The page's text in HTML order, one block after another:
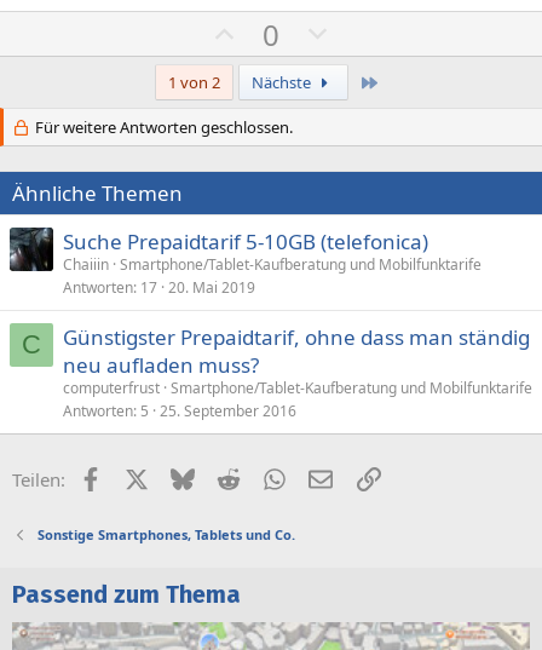
o
s
i
t
i
v
e
S
t
i
m
m
e
0
e
g
t
i
v
e
S
i
m
m
1 von 2 Nächste
Für weitere Antworten geschlossen.
Ähnliche Themen
Suche Prepaidtarif 5-10GB (telefonica)
Chaiiin Smartphone/Tablet-Kaufberatung und Mobilfunktarife
Antworten 17 20. Mai 2019
C
Günstigster Prepaidtarif, ohne dass man ständig
neu aufladen muss?
computerfrust Smartphone/Tablet-Kaufberatung und Mobilfunktarife
Antworten 5 25. September 2016
Teilen: FacebookX (Twitter)
BlueskyRedditWhatsApp
E-MailLink
Sonstige Smartphones, Tablets und Co.
Passend zum Thema